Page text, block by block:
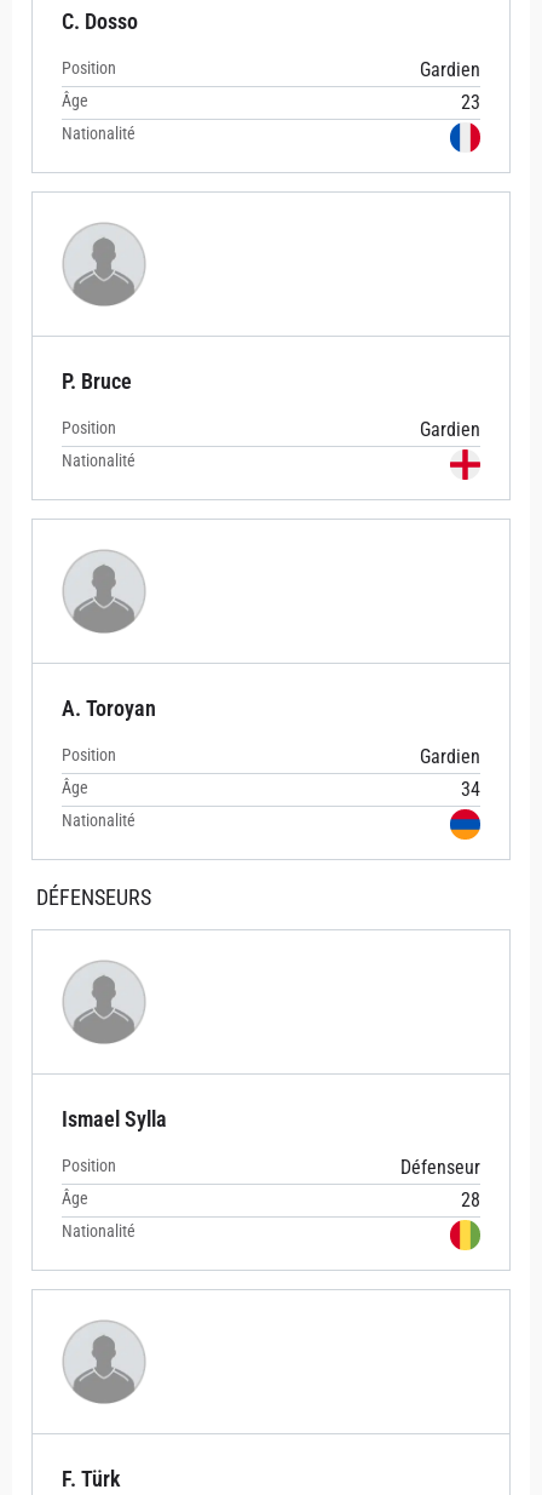
C. Dosso
Position Gardien
Âge 23
Nationalité
P. Bruce
Position Gardien
Nationalité
A. Toroyan
Position Gardien
Âge 34
Nationalité
DÉFENSEURS
Ismael Sylla
Position Défenseur
Âge 28
Nationalité
F. Türk